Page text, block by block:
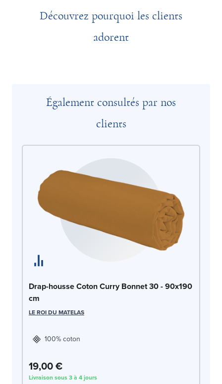
Découvrez pourquoi les clients
adorent
Également consultés par nos
clients
Drap-housse Coton Curry Bonnet 30 - 90x190
cm
LE ROI DU MATELAS
100% coton
19,00 €
Livraison sous 3 à 4 jours